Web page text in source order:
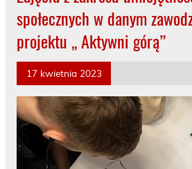
społecznych w danym
projektu ,, Aktywni górą”
17 kwietnia 2023